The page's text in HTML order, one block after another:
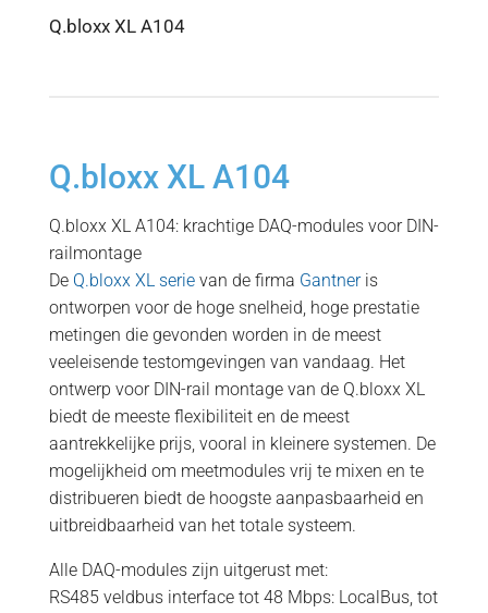
Q.bloxx XL A104
Q.bloxx XL A104
Q.bloxx XL A104: krachtige DAQ-modules voor DIN-
railmontage
De Q.bloxx XL serievan de firma Gantneris
ontworpen voor de hoge snelheid, hoge prestatie
metingen die gevonden worden in de meest
veeleisende testomgevingen van vandaag. Het
ontwerp voor DIN-rail montage van de Q.bloxx XL
biedt de meeste flexibiliteit en de meest
aantrekkelijke prijs, vooral in kleinere systemen. De
mogelijkheid om meetmodules vrij te mixen en te
distribueren biedt de hoogste aanpasbaarheid en
uitbreidbaarheid van het totale systeem.
Alle DAQ-modules zijn uitgerust met:
RS485 veldbus interface tot 48 Mbps: LocalBus, tot